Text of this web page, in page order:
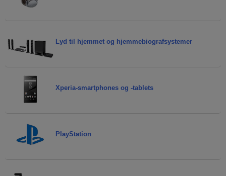
Lyd til hjemmet og hjemmebiografsystemer
Xperia-smartphones og -tablets
PlayStation